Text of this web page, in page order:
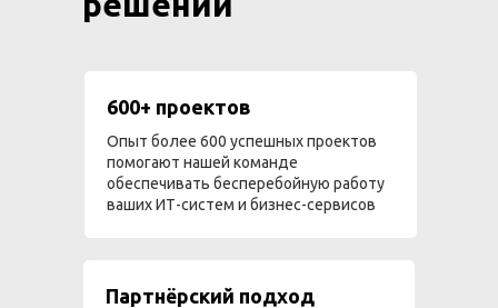
600+ проектов
Опыт более 600 успешных проектов
помогают нашей команде
обеспечивать бесперебойную работу
ваших ИТ-систем и бизнес-сервисов
Партнёрский подход